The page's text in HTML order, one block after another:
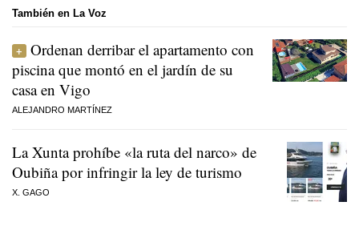
También en La Voz
Ordenan derribar el apartamento con
piscina que montó en el jardín de su
casa en Vigo
ALEJANDRO MARTÍNEZ
La Xunta prohíbe «la ruta del narco» de
Oubiña por infringir la ley de turismo
X. GAGO